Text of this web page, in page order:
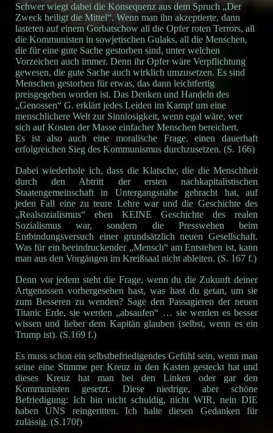
Schwer wiegt dabei die Konsequenz aus dem Spruch „Der
Zweck heiligt die Mittel“. Wenn man ihn akzeptierte, dann
lasteten auf einem Gorbatschow all die Opfer roten Terrors, all
die Kommunisten in sowjetischen Gulaks, all die Menschen,
die für eine gute Sache gestorben sind, unter welchen
Vorzeichen auch immer. Denn ihr Opfer wäre Verpflichtung
gewesen, die gute Sache auch wirklich umzusetzen. Es sind
Menschen gestorben für etwas, das dann leichtfertig
preisgegeben worden ist. Das Denken und Handeln des
„Genossen“ G. erklärt jedes Leiden im Kampf um eine
menschlichere Welt zur Sinnlosigkeit, wenn egal wäre, wer
sich auf Kosten der Masse einfacher Menschen bereichert.
Es ist also auch eine moralische Frage, einen dauerhaft
erfolgreichen Sieg des Kommunismus durchzusetzen. (S. 166)
Dabei wiederhole ich, dass die Klatsche, die die Menschheit
durch den Abtritt der ersten nachkapitalistischen
Staatengemeinschaft in Untergangsnähe gebracht hat, auf
jeden Fall eine zu teure Lehre war und die Geschichte des
„Realsozialismus“ eben KEINE Geschichte des realen
Sozialismus war, sondern die Presswehen beim
Entbindungsversuch einer grundsätzlich neuen Gesellschaft.
Was für ein beeindruckender „Mensch“ am Entstehen ist, kann
man aus den Vorgängen im Kreißsaal nicht ableiten. (S. 167 f.)
Denn vor jedem steht die Frage, wenn du die Zukunft deiner
Artgenossen vorhergesehen hast, was hast du getan, um sie
zum Besseren zu wenden? Sage den Passagieren der neuen
Titanic Erde, sie werden „absaufen“ … sie werden es besser
wissen und lieber dem Kapitän glauben (selbst, wenn es ein
Trump ist). (S.169 f.)
Es muss schon ein selbstbefriedigendes Gefühl sein, wenn man
seine eine Stimme per Kreuz in den Kasten gesteckt hat und
dieses Kreuz hat man bei den Linken oder gar den
Kommunisten gesetzt. Diese niedrige, aber schöne
Befriedigung: Ich bin nicht schuldig, nicht WIR, nein DIE
haben UNS reingeritten. Ich halte diesen Gedanken für
zulässig. (S.170f)